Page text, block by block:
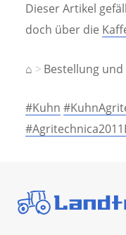
Dieser Artikel
doch über die
⌂ Bestellung und
#Kuhn